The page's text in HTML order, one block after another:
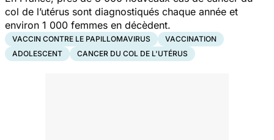
col de l’utérus sont diagnostiqués chaque année et
environ 1 000 femmes en décèdent.
VACCIN CONTRE LE PAPILLOMAVIRUS
VACCINATION
ADOLESCENT
CANCER DU COL DE L'UTÉRUS